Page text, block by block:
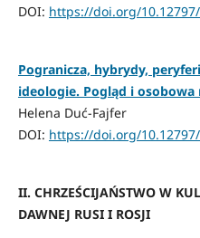
DOI: https://doi.org/
Pogranicza, hybrydy,
ideologie. Pogląd i osobowa
Helena Duć-Fajfer
DOI: https://doi.org/
II. CHRZEŚCIJAŃSTWO W
DAWNEJ RUSI I ROSJI